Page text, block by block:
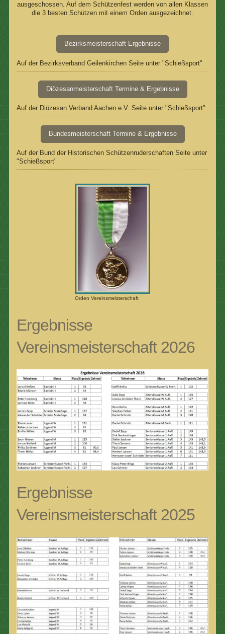
ausgeschossen. Auf dem Schützenfest werden von allen Klassen
die 3 besten Schützen mit einem Orden ausgezeichnet.
Bezirksmeisterschaft Ergebnisse
Auf der Bezirksverband Geilenkirchen Seite unter "Schießsport"
Diözesanmeisterschaft Termine & Ergebnisse
Auf der Diözesan Verband Aachen e.V. Seite unter "Schießsport"
Bundesmeisterschaft Termine & Ergebnisse
Auf der Bund der Historischen Schützenruderschaften Seite unter
"Schießsport"
Orden Vereinsmeisterschaft
Ergebnisse
Vereinsmeisterschaft 2026
Ergebnisse
Vereinsmeisterschaft 2025